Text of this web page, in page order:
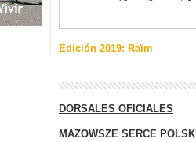
Edición 2019: Raïm
DORSALES OFICIALES
MAZOWSZE SERCE